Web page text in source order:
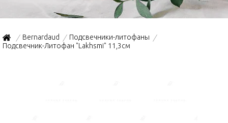
/ Bernardaud / Подсвечники-литофаны /
Подсвечник-Литофан "Lakhsmi" 11,3см